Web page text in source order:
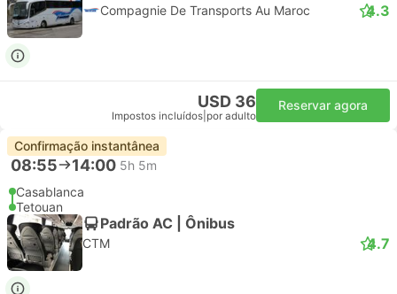
Compagnie De Transports Au Maroc 4.3
USD 36
Impostos incluídos por adulto
Reservar agora
Confirmação instantânea
08:55 14:00 5h 5m
Casablanca
Tetouan
Padrão AC | Ônibus
CTM 4.7